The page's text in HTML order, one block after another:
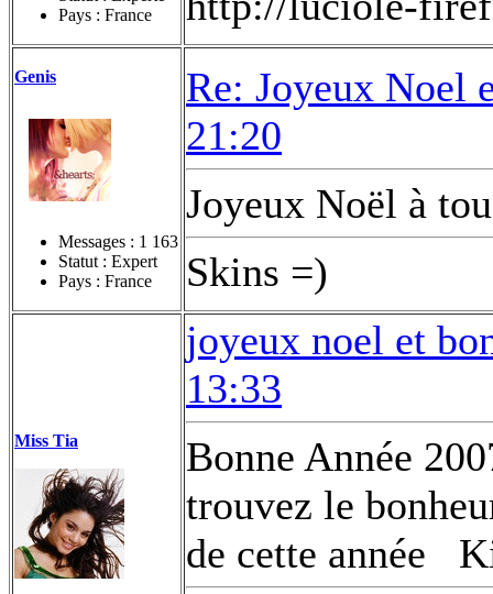
Pays : France
Genis
Messages : 1 163
Statut : Expert
Pays : France
Re: Joyeux Noel
21:20
Joyeux Noël à
Skins =)
Miss Tia
joyeux noel et
13:33
Bonne Année
trouvez le
de cette année